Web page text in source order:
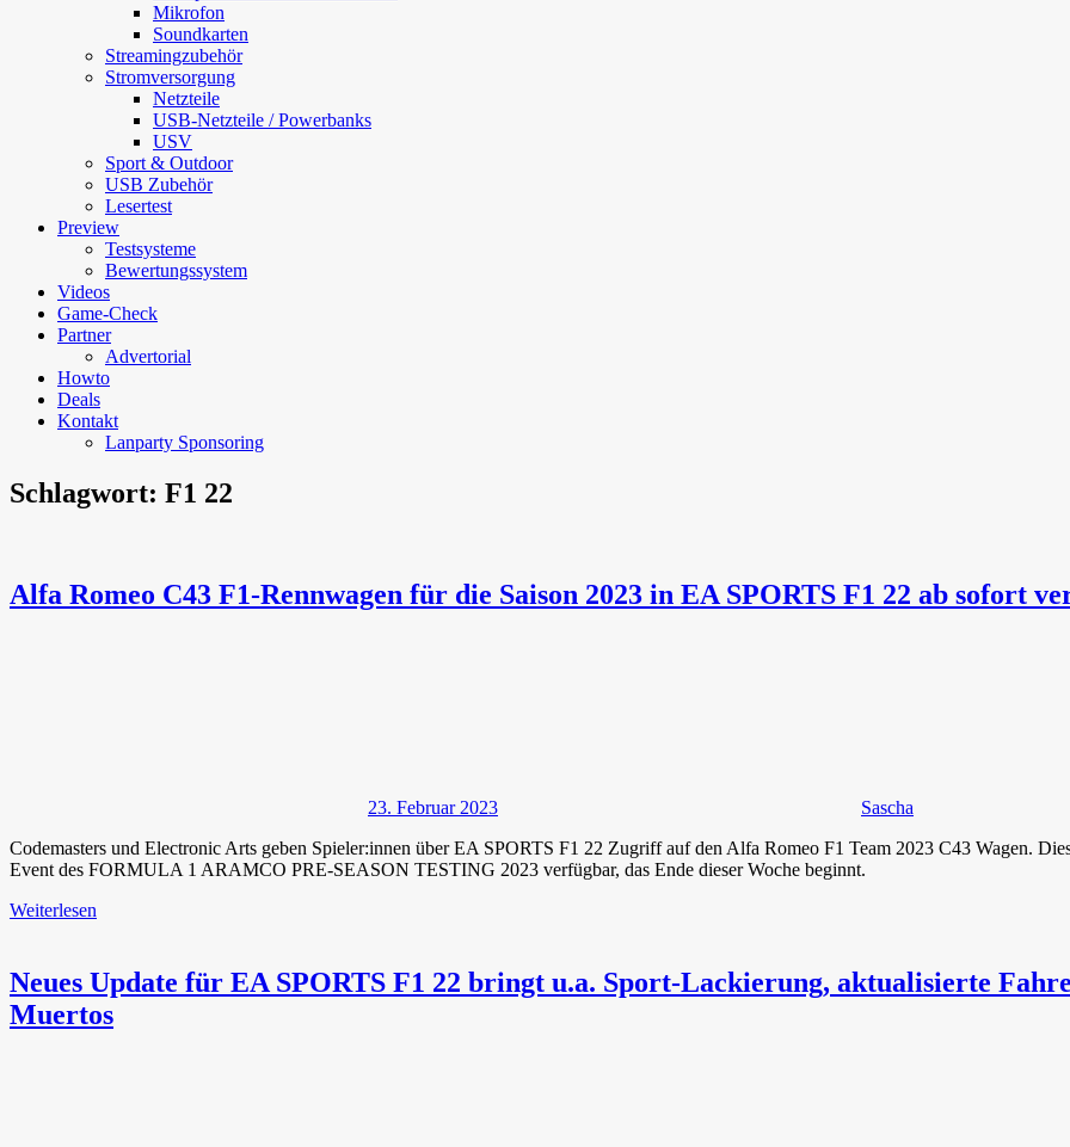
Mikrofon
Soundkarten
Streamingzubehör
Stromversorgung
Netzteile
USB-Netzteile / Powerbanks
USV
Sport & Outdoor
USB Zubehör
Lesertest
Preview
Testsysteme
Bewertungssystem
Videos
Game-Check
Partner
Advertorial
Howto
Deals
Kontakt
Lanparty Sponsoring
Schlagwort: F1 22
Alfa Romeo C43 F1-Rennwagen für die Saison 2023 in EA SPORTS F1 22 ab sofort
23. Februar 2023
Sascha
Codemasters und Electronic Arts geben Spieler:innen über EA SPORTS F1 22 Zugriff auf den Alfa Romeo F1 Team 2023 C43 Wagen.
Event des FORMULA 1 ARAMCO PRE-SEASON TESTING 2023 verfügbar, das Ende dieser Woche beginnt.
Weiterlesen
Neues Update für EA SPORTS F1 22 bringt u.a. Sport-Lackierung, aktualisierte
Muertos